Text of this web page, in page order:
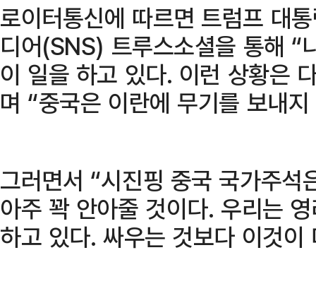
로이터통신에 따르면 트럼프 대
디어(SNS) 트루스소셜을 통해 “
이 일을 하고 있다. 이런 상황은
며 “중국은 이란에 무기를 보내
그러면서 “시진핑 중국 국가주
아주 꽉 안아줄 것이다. 우리는
하고 있다. 싸우는 것보다 이것이